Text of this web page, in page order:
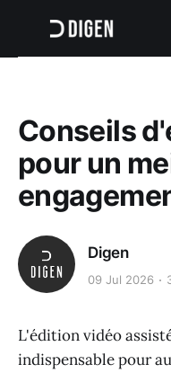
Conseils
pour un
Digen
09 Jul 2026
L'édition vidéo
indispensable pour